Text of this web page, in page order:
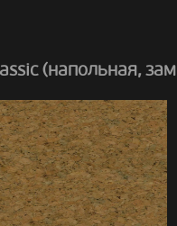
(напольная,